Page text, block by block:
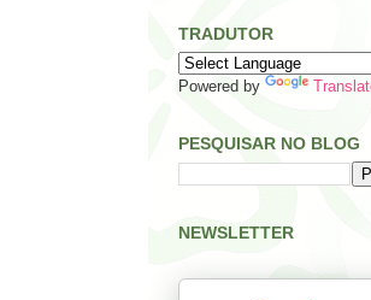
TRADUTOR
Powered by
PESQUISAR NO BLOG
NEWSLETTER